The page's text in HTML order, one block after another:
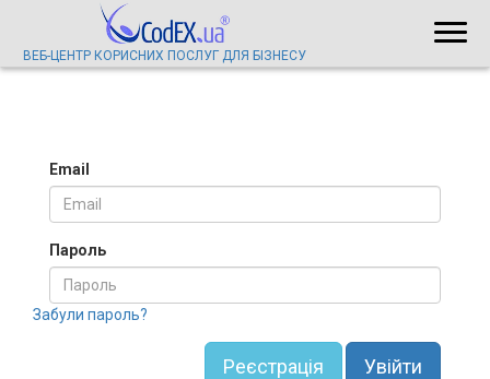
ВЕБ-ЦЕНТР КОРИСНИХ ПОСЛУГ ДЛЯ БІЗНЕСУ
Email
Пароль
Забули пароль?
Реєстрація Увійти